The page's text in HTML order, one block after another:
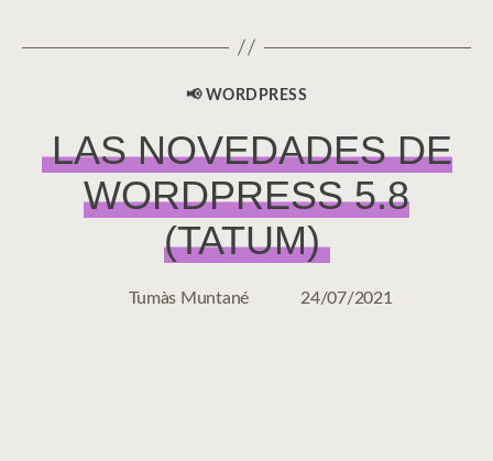
CATEGORÍAS
📢 WORDPRESS
LAS NOVEDADES DE
WORDPRESS 5.8
(TATUM)
Autor
Tumàs Muntané
Fecha
24/07/2021